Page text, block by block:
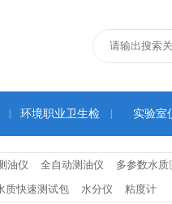
环境职业卫生检
测仪
实验室
油仪 全自动测油仪 多参数水质
质快速测试包 水分仪 粘度计